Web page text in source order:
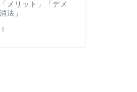
メリット」「デメ
法」